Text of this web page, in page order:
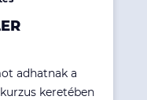
adhatnak a
keretében